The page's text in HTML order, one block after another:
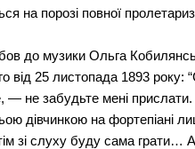
на порозі повної
до музики Ольга
від 25 листопада 1893
— не забудьте мені
дівчинкою на фортепіані
зі слуху буду сама